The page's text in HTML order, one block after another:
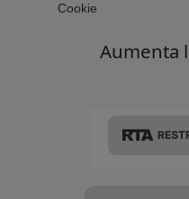
Cookie
Aumenta